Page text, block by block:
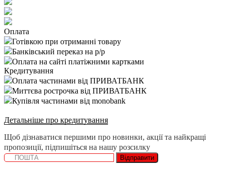
Оплата
Готівкою при отриманні товару
Банківський переказ на р/р
Оплата на сайті платіжними картками
Кредитування
Оплата частинами від ПРИВАТБАНК
Миттєва рострочка від ПРИВАТБАНК
Купівля частинами від monobank
Детальніше про кредитування
Щоб дізнаватися першими про новинки, акції та найкращі
пропозиції, підпишіться на нашу розсилку
Відправити